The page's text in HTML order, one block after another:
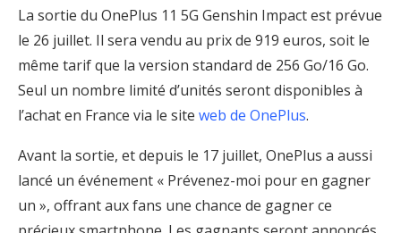
La sortie du OnePlus 11 5G Genshin Impact est prévue
le 26 juillet. Il sera vendu au prix de 919 euros, soit le
même tarif que la version standard de 256 Go/16 Go.
Seul un nombre limité d’unités seront disponibles à
l’achat en France via le site web de OnePlus.
Avant la sortie, et depuis le 17 juillet, OnePlus a aussi
lancé un événement « Prévenez-moi pour en gagner
un », offrant aux fans une chance de gagner ce